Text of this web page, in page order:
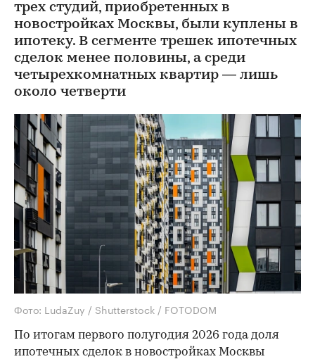
трех студий, приобретенных в
новостройках Москвы, были куплены в
ипотеку. В сегменте трешек ипотечных
сделок менее половины, а среди
четырехкомнатных квартир — лишь
около четверти
Фото: LudaZuy / Shutterstock / FOTODOM
По итогам первого полугодия 2026 года доля
ипотечных сделок в новостройках Москвы